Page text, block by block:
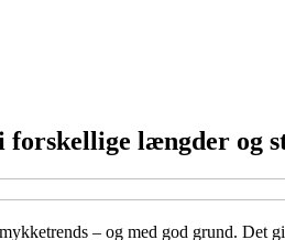
forskellige længder og
– og med god grund. Det